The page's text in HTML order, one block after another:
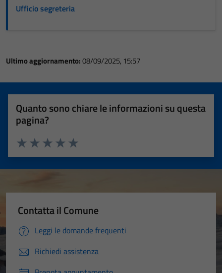
Ufficio segreteria
Ultimo aggiornamento:08/09/2025, 15:57
Quanto sono chiare le informazioni su questa
pagina?
Valuta 5 stelle su 5
Valuta 4 stelle su 5
Valuta 3 stelle su 5
Valuta 2 stelle su 5
Valuta 1 stelle su 5
Contatta il Comune
Leggi le domande frequenti
Richiedi assistenza